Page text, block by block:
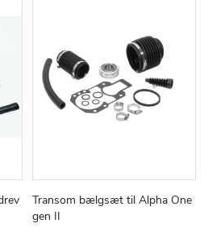
Læg i kurv
TILFØJ
Transom bælgsæt til Alpha One
gen II